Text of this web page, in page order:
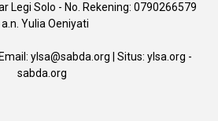
Legi Solo - No. Rekening: 0790266579
a.n. Yulia Oeniyati
Email: ylsa@sabda.org | Situs: ylsa.org -
sabda.org